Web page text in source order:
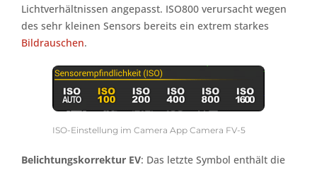
Lichtverhältnissen angepasst. ISO800 verursacht wegen
des sehr kleinen Sensors bereits ein extrem starkes
Bildrauschen.
ISO-Einstellung im Camera App Camera FV-5
Belichtungskorrektur EV: Das letzte Symbol enthält die